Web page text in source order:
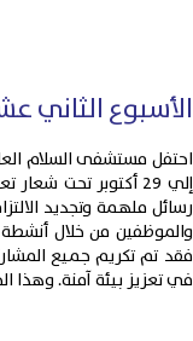
الأسبوع الثاني
إلي 29 أكتوبر تحت
رسائل ملهمة وتجديد
والموظفين من خلال أنشطة
فقد تم تكريم جميع
في تعزيز بيئة آمنة. وهذا